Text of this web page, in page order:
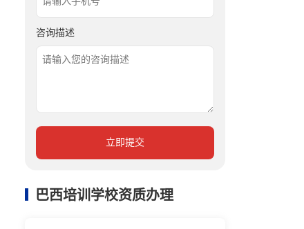
咨询描述
立即提交
巴西培训学校资质办理